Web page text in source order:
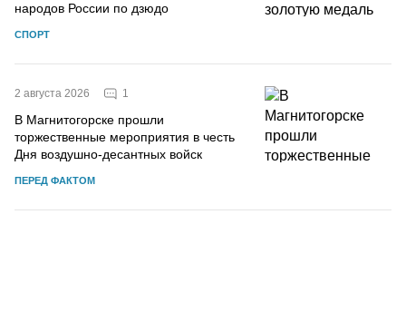
народов России по дзюдо
СПОРТ
2 августа 2026 1
В Магнитогорске прошли
торжественные мероприятия в честь
Дня воздушно-десантных войск
ПЕРЕД ФАКТОМ